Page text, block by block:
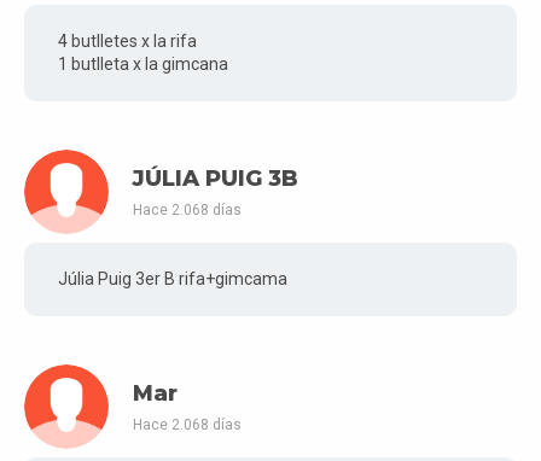
4 butlletes x la rifa
1 butlleta x la gimcana
JÚLIA PUIG 3B
Hace 2.068 días
Júlia Puig 3er B rifa+gimcama
Mar
Hace 2.068 días